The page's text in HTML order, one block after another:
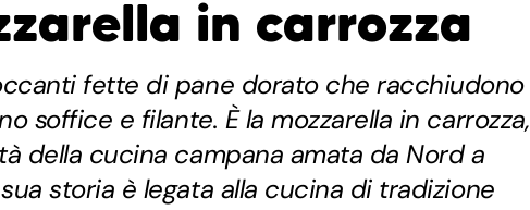
in carrozza
fette di pane dorato che racchiudono
soffice e filante. È la mozzarella in carrozza,
della cucina campana amata da Nord a
storia è legata alla cucina di tradizione